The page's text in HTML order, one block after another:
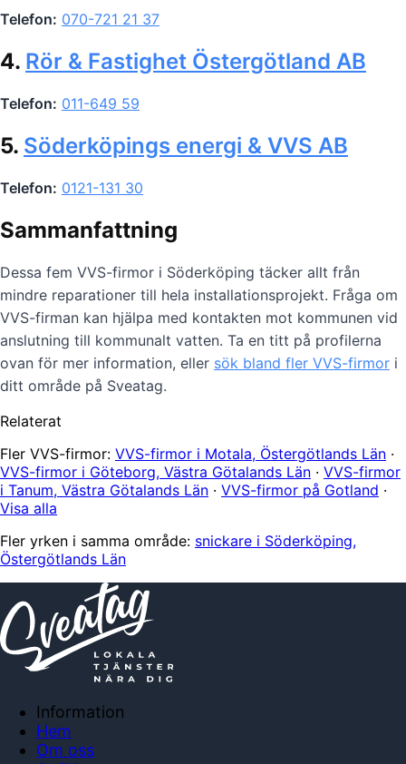
Telefon: 070-721 21 37
4. Rör & Fastighet Östergötland AB
Telefon: 011-649 59
5. Söderköpings energi & VVS AB
Telefon: 0121-131 30
Sammanfattning
Dessa fem VVS-firmor i Söderköping täcker allt från
mindre reparationer till hela installationsprojekt. Fråga om
VVS-firman kan hjälpa med kontakten mot kommunen vid
anslutning till kommunalt vatten. Ta en titt på profilerna
ovan för mer information, eller sök bland fler VVS-firmor i
ditt område på Sveatag.
Relaterat
Fler VVS-firmor: VVS-firmor i Motala, Östergötlands Län ·
VVS-firmor i Göteborg, Västra Götalands Län · VVS-firmor
i Tanum, Västra Götalands Län · VVS-firmor på Gotland ·
Visa alla
Fler yrken i samma område: snickare i Söderköping,
Östergötlands Län
Information
Hem
Om oss